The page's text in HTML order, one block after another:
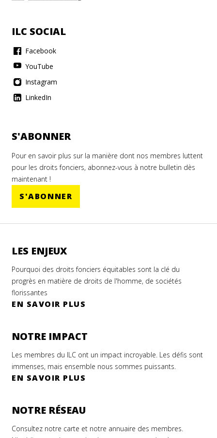
ILC SOCIAL
Facebook
YouTube
Instagram
LinkedIn
S'ABONNER
Pour en savoir plus sur la manière dont nos membres luttent
pour les droits fonciers, abonnez-vous à notre bulletin dès
maintenant !
S'ABONNER
LES ENJEUX
Pourquoi des droits fonciers équitables sont la clé du
progrès en matière de droits de l'homme, de sociétés
florissantes
EN SAVOIR PLUS
NOTRE IMPACT
Les membres du ILC ont un impact incroyable. Les défis sont
immenses, mais ensemble nous sommes puissants.
EN SAVOIR PLUS
NOTRE RÉSEAU
Consultez notre carte et notre annuaire des membres.